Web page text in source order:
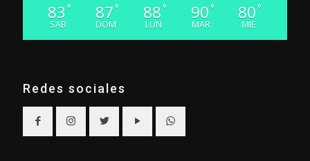
83 °
SAB
87 °
DOM
88 °
LUN
90 °
MAR
80 °
MIE
Redes sociales